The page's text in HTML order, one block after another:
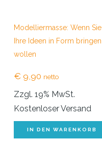
Modelliermasse: Wenn Sie
Ihre Ideen in Form bringen
wollen
€ 9,90 netto
Zzgl. 19% MwSt.
Kostenloser Versand
IN DEN WARENKORB